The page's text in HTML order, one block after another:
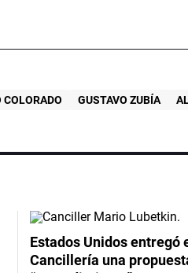
COLORADO GUSTAVO ZUBÍA
Estados Unidos entregó
Cancillería una